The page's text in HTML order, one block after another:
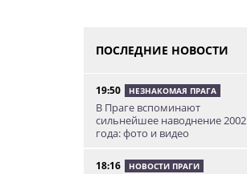
ПОСЛЕДНИЕ НОВОСТИ
19:50 НЕЗНАКОМАЯ ПРАГА
В Праге вспоминают
сильнейшее наводнение 2002
года: фото и видео
18:16 НОВОСТИ ПРАГИ